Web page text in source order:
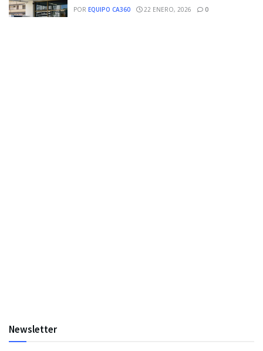
POR EQUIPO CA360 22 ENERO, 2026 0
Newsletter